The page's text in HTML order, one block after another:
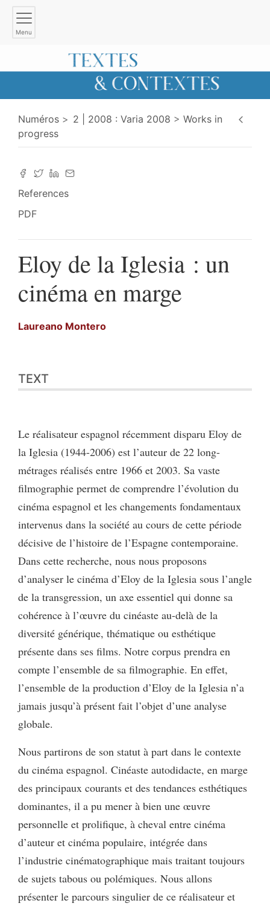
Menu
Numéros 2 | 2008 : Varia 2008
Works in
progress
References
PDF
Eloy de la Iglesia : un
cinéma en marge
Laureano Montero
References
Author
TEXT
Le réalisateur espagnol récemment disparu Eloy de
la Iglesia (1944-2006) est l’auteur de 22 long-
métrages réalisés entre 1966 et 2003. Sa vaste
filmographie permet de comprendre l’évolution du
cinéma espagnol et les changements fondamentaux
intervenus dans la société au cours de cette période
décisive de l’histoire de l’Espagne contemporaine.
Dans cette recherche, nous nous proposons
d’analyser le cinéma d’Eloy de la Iglesia sous l’angle
de la transgression, un axe essentiel qui donne sa
cohérence à l’œuvre du cinéaste au-delà de la
diversité générique, thématique ou esthétique
présente dans ses films. Notre corpus prendra en
compte l’ensemble de sa filmographie. En effet,
l’ensemble de la production d’Eloy de la Iglesia n’a
jamais jusqu’à présent fait l’objet d’une analyse
globale.
Nous partirons de son statut à part dans le contexte
du cinéma espagnol. Cinéaste autodidacte, en marge
des principaux courants et des tendances esthétiques
dominantes, il a pu mener à bien une œuvre
personnelle et prolifique, à cheval entre cinéma
d’auteur et cinéma populaire, intégrée dans
l’industrie cinématographique mais traitant toujours
de sujets tabous ou polémiques. Nous allons
présenter le parcours singulier de ce réalisateur et